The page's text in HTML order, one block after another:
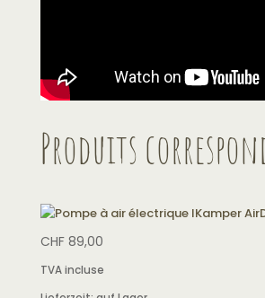
Produits
CHF89,00
TVA incluse